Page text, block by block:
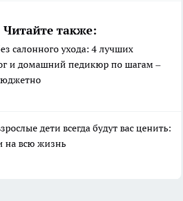
Читайте также:
салонного ухода: 4 лучших
и домашний педикюр по шагам –
дети всегда будут вас ценить:
на всю жизнь